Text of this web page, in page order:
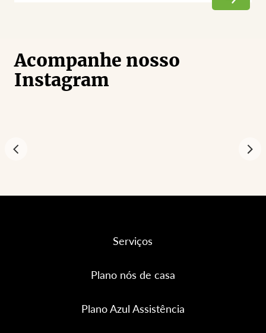
Acompanhe nosso
Instagram
Serviços
Plano nós de casa
Plano Azul Assistência